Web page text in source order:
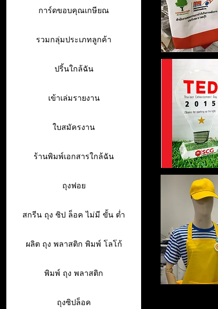
การ์ดขอบคุณเกษียณ
รวมกลุ่มประเภทลูกค้า
ปริ้นใกล้ฉัน
เข้าเล่มรายงาน
ใบสมัครงาน
ร้านพิมพ์เอกสารใกล้ฉัน
ถุงฟอย
สกรีน ถุง ซิป ล็อค ไม่มี ขั้น ต่ำ
ผลิต ถุง พลาสติก พิมพ์ โลโก้
พิมพ์ ถุง พลาสติก
ถุงซิปล็อค